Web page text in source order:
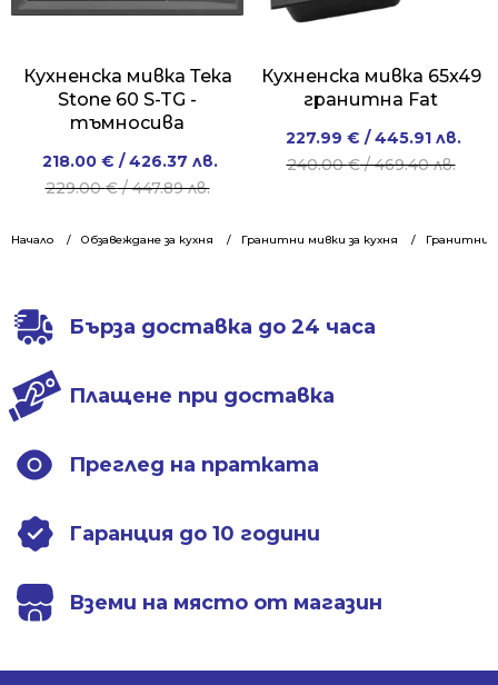
Начало Обзавеждане за кухня Гранитни мивки за кухня Гранитни
Кухненска мивка Тека
Stone 60 S-TG -
тъмносива
229.00€/ 447.89 лв.
Original
price
229.00 €
218.00 € / 426.37 лв.
Current
price
218.00 €
Кухненска мивка 65x49
гранитна Fat
240.00€/ 469.40 лв.
Original
price
/
227.99 € / 445.91 лв.
Current
price
/
Бърза доставка до 24 часа
Плащене при доставка
Преглед на пратката
Гаранция до 10 години
Вземи на място от магазин